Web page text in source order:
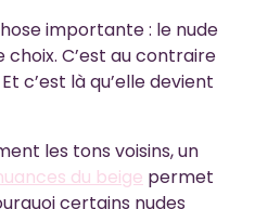
importante : le nude
choix. C’est au contraire
c’est là qu’elle devient
les tons voisins, un
du beige permet
certains nudes